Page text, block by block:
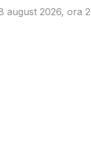
august 2026, ora